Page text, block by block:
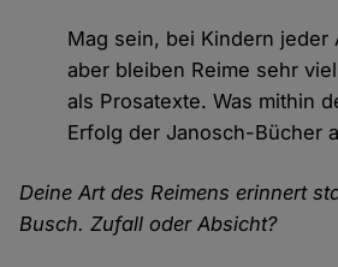
Mag sein, bei Kindern jeder
aber bleiben Reime sehr
als Prosatexte. Was mithin
Erfolg der Janosch-Bücher
Deine Art des Reimens erinnert
Busch. Zufall oder Absicht?